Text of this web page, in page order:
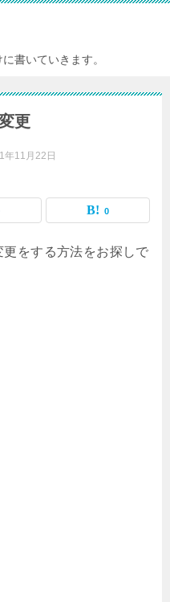
書いていきます。
更
年11月22日
0
をする方法をお探しで